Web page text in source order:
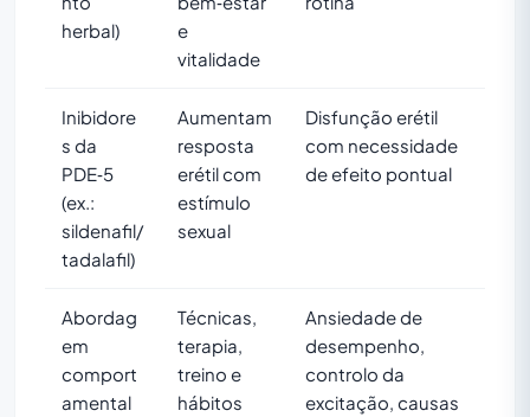
herbal)
e
vitalidade
Inibidore
s da
PDE‑5
(ex.:
sildenafil/
tadalafil)
Aumentam
resposta
erétil com
estímulo
sexual
Disfunção erétil
com necessidade
de efeito pontual
Abordag
em
comport
amental
Técnicas,
terapia,
treino e
hábitos
Ansiedade de
desempenho,
controlo da
excitação, causas